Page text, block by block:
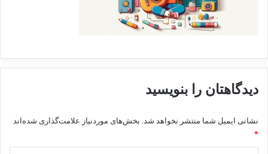
دیدگاهتان را بنویسید
نشانی ایمیل شما منتشر نخواهد شد. بخش‌های موردنیاز علامت‌گذاری شده‌اند
*